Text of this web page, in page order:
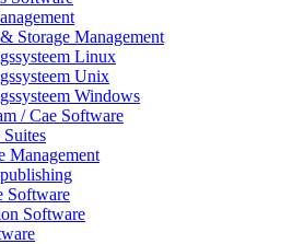
Storage Management
Linux
Unix
Windows
/ Cae Software
Management
Software
Software